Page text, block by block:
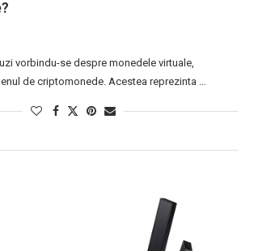
vorbindu-se despre monedele virtuale,
de criptomonede. Acestea reprezinta …